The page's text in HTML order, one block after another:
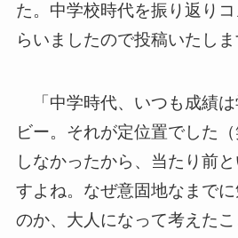
た。中学校時代を振り返り
らいましたので投稿いたしま
「中学時代、いつも成績
ビー。それが定位置でした
しなかったから、当たり前
すよね。なぜ意固地なまで
のか、大人になって考えた